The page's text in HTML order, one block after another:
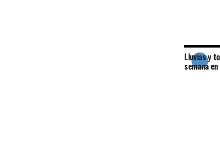
Lluvias y
semana